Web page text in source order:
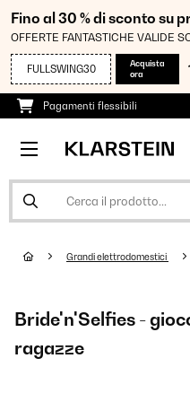
Fino al 30 % di sconto su
OFFERTE FANTASTICHE VALIDE
FULLSWING30
Acquista
ora
Pagamenti flessibili
Grandi elettrodomestici
Bride'n'Selfies -
ragazze